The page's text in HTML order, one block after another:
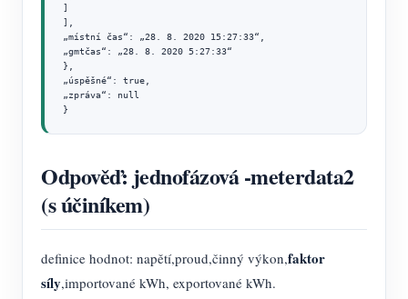
]
],
„místní čas“: „28. 8. 2020 15:27:33“,
„gmtčas“: „28. 8. 2020 5:27:33“
},
„úspěšné“: true,
„zpráva“: null
}
Odpověď: jednofázová -meterdata2
(s účiníkem)
definice hodnot: napětí,proud,činný výkon,faktor
síly,importované kWh, exportované kWh.